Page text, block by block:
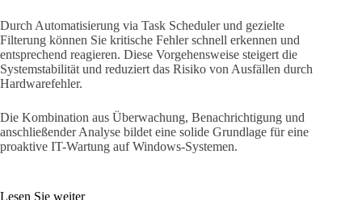
Durch Automatisierung via Task Scheduler und gezielte
Filterung können Sie kritische Fehler schnell erkennen und
entsprechend reagieren. Diese Vorgehensweise steigert die
Systemstabilität und reduziert das Risiko von Ausfällen durch
Hardwarefehler.
Die Kombination aus Überwachung, Benachrichtigung und
anschließender Analyse bildet eine solide Grundlage für eine
proaktive IT-Wartung auf Windows-Systemen.
Lesen Sie weiter